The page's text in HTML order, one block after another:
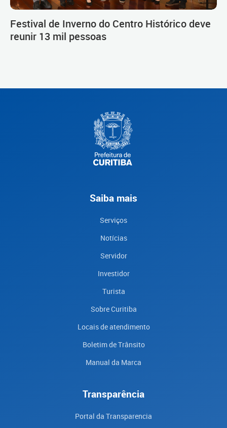
Festival de Inverno do Centro Histórico deve
reunir 13 mil pessoas
Saiba mais
Serviços
Notícias
Servidor
Investidor
Turista
Sobre Curitiba
Locais de atendimento
Boletim de Trânsito
Manual da Marca
Transparência
Portal da Transparencia